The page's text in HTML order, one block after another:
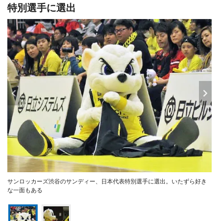
特別選手に選出
サンロッカーズ渋谷のサンディー、日本代表特別選手に選出。いたずら好き
な一面もある